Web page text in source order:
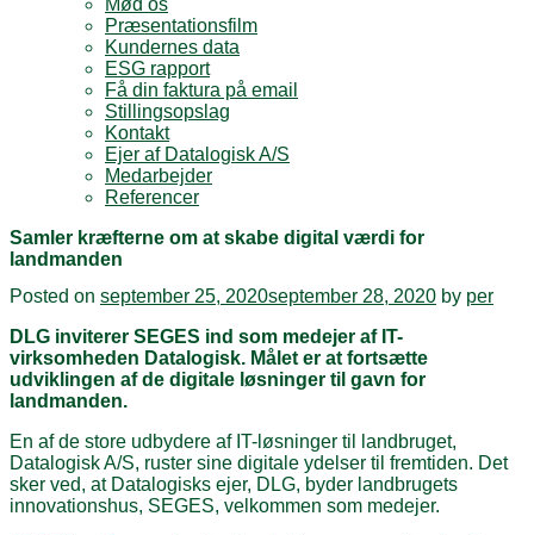
Mød os
Præsentationsfilm
Kundernes data
ESG rapport
Få din faktura på email
Stillingsopslag
Kontakt
Ejer af Datalogisk A/S
Medarbejder
Referencer
Samler kræfterne om at skabe digital værdi for
landmanden
Posted on september 25, 2020september 28, 2020 by per
DLG inviterer SEGES ind som medejer af IT-
virksomheden Datalogisk. Målet er at fortsætte
udviklingen af de digitale løsninger til gavn for
landmanden.
En af de store udbydere af IT-løsninger til landbruget,
Datalogisk A/S, ruster sine digitale ydelser til fremtiden. Det
sker ved, at Datalogisks ejer, DLG, byder landbrugets
innovationshus, SEGES, velkommen som medejer.